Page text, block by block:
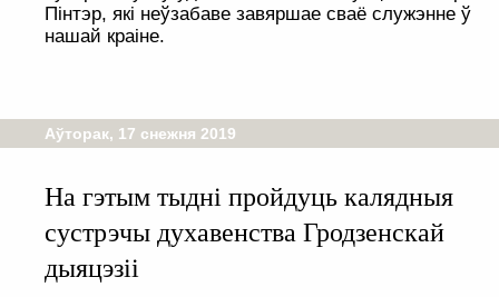
Пінтэр, які неўзабаве завяршае сваё служэнне ў
нашай краіне.
Аўторак, 17 снежня 2019
На гэтым тыдні пройдуць калядныя
сустрэчы духавенства Гродзенскай
дыяцэзіі